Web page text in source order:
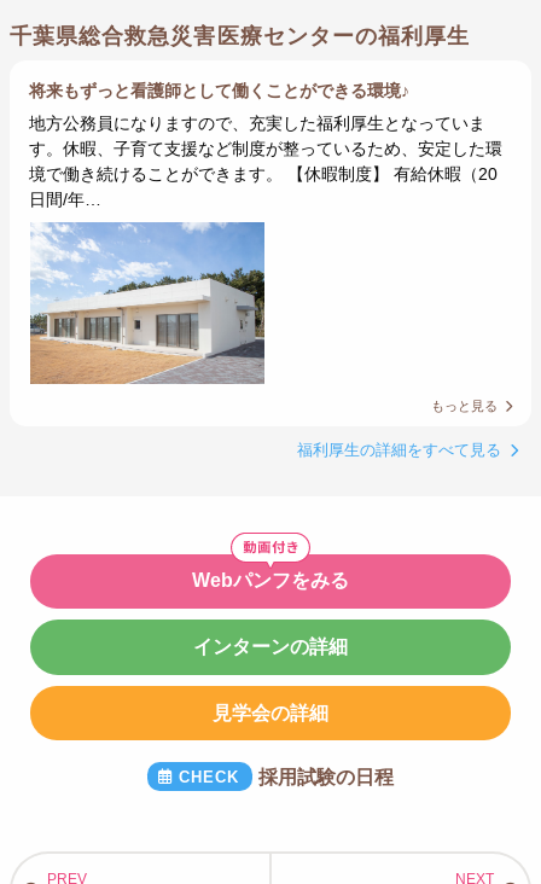
千葉県総合救急災害医療センターの福利厚生
将来もずっと看護師として働くことができる環境♪
地方公務員になりますので、充実した福利厚生となっていま
す。休暇、子育て支援など制度が整っているため、安定した環
境で働き続けることができます。 【休暇制度】 有給休暇（20
日間/年…
もっと見る
福利厚生の詳細をすべて見る
Webパンフをみる
インターンの詳細
見学会の詳細
採用試験の日程